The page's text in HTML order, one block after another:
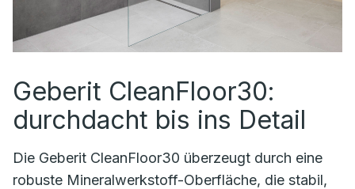
Geberit CleanFloor30:
durchdacht bis ins Detail
Die Geberit CleanFloor30 überzeugt durch eine
robuste Mineralwerkstoff-Oberfläche, die stabil,